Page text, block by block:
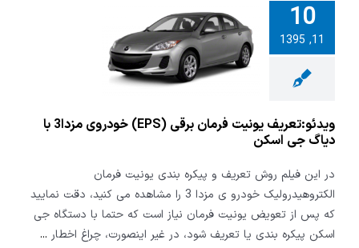
10
11, 1395یونیت
فرمان برقی (EPS)
خودروی مزدا3 با
جی اسکن
ویدئو:تعریف یونیت فرمان برقی (EPS) خودروی مزدا3 با
دیاگ جی اسکن
در این فیلم روش تعریف و پیکره بندی یونیت فرمان
الکتروهیدرولیک خودرو ی مزدا 3 را مشاهده می کنید، دقت نمایید
که پس از تعویض یونیت فرمان نیاز است که حتما با دستگاه جی
اسکن پیکره بندی یا تعریف شود، در غیر اینصورت، چراغ اخطار ...